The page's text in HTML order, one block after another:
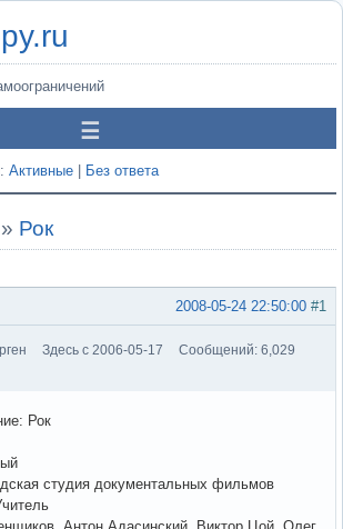
Активные Без ответа
» Рок
#1
2008-05-24 22:50:00
Здесь с 2006-05-17
Сообщений: 6,029
Рок
студия документальных фильмов